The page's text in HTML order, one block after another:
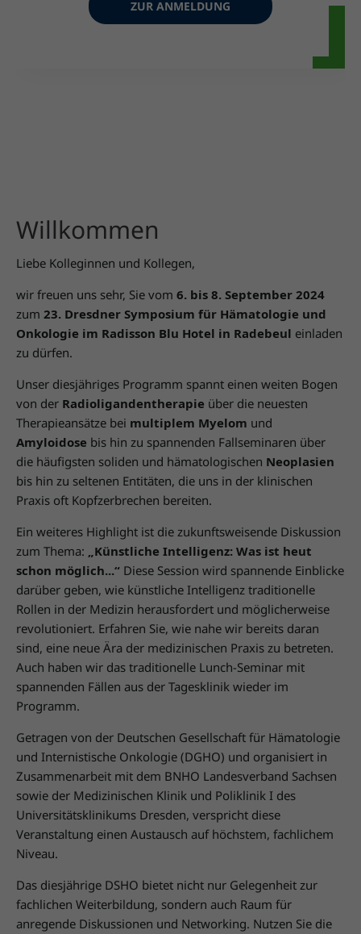
ZUR ANMELDUNG
Willkommen
Liebe Kolleginnen und Kollegen,
wir freuen uns sehr, Sie vom 6. bis 8. September 2024
zum 23. Dresdner Symposium für Hämatologie und
Onkologie im Radisson Blu Hotel in Radebeul einladen
zu dürfen.
Unser diesjähriges Programm spannt einen weiten Bogen
von der Radioligandentherapie über die neuesten
Therapieansätze bei multiplem Myelom und
Amyloidose bis hin zu spannenden Fallseminaren über
die häufigsten soliden und hämatologischen Neoplasien
bis hin zu seltenen Entitäten, die uns in der klinischen
Praxis oft Kopfzerbrechen bereiten.
Ein weiteres Highlight ist die zukunftsweisende Diskussion
zum Thema: „Künstliche Intelligenz: Was ist heut
schon möglich...“ Diese Session wird spannende Einblicke
darüber geben, wie künstliche Intelligenz traditionelle
Rollen in der Medizin herausfordert und möglicherweise
revolutioniert. Erfahren Sie, wie nahe wir bereits daran
sind, eine neue Ära der medizinischen Praxis zu betreten.
Auch haben wir das traditionelle Lunch-Seminar mit
spannenden Fällen aus der Tagesklinik wieder im
Programm.
Getragen von der Deutschen Gesellschaft für Hämatologie
und Internistische Onkologie (DGHO) und organisiert in
Zusammenarbeit mit dem BNHO Landesverband Sachsen
sowie der Medizinischen Klinik und Poliklinik I des
Universitätsklinikums Dresden, verspricht diese
Veranstaltung einen Austausch auf höchstem, fachlichem
Niveau.
Das diesjährige DSHO bietet nicht nur Gelegenheit zur
fachlichen Weiterbildung, sondern auch Raum für
anregende Diskussionen und Networking. Nutzen Sie die